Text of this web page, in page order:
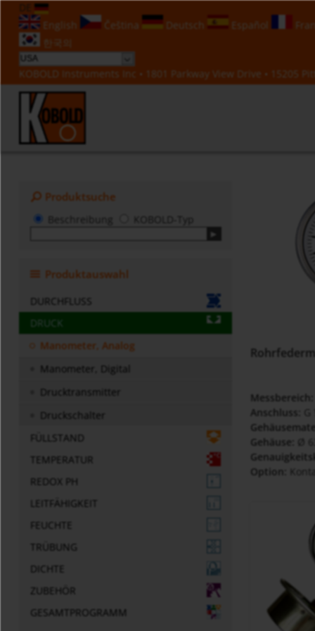
English
Čeština Deutsch Español
한국의
KOBOLD Instruments Inc • 1801 Parkway View Drive • 15205
Produktsuche
KOBOLD-Typ
Produktauswahl
DURCHFLUSS
DRUCK
Manometer, Analog
Manometer, Digital
Drucktransmitter
Druckschalter
FÜLLSTAND
TEMPERATUR
REDOX PH
LEITFÄHIGKEIT
FEUCHTE
TRÜBUNG
DICHTE
ZUBEHÖR
GESAMTPROGRAMM
Messbereich:
Anschluss:
Gehäuse: Ø
Option: